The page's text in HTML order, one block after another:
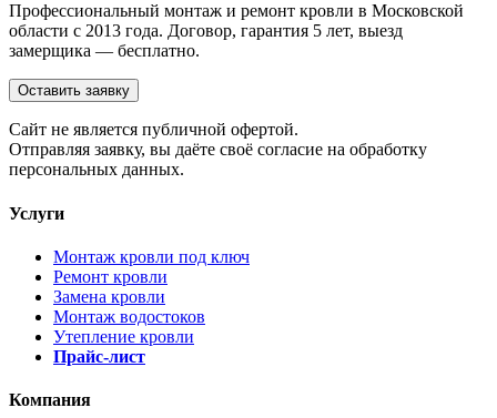
Профессиональный монтаж и ремонт кровли в Московской
области с 2013 года. Договор, гарантия 5 лет, выезд
замерщика — бесплатно.
Оставить заявку
Cайт не является публичной офертой.
Отправляя заявку, вы даёте своё согласие на обработку
персональных данных.
Услуги
Монтаж кровли под ключ
Ремонт кровли
Замена кровли
Монтаж водостоков
Утепление кровли
Прайс-лист
Компания